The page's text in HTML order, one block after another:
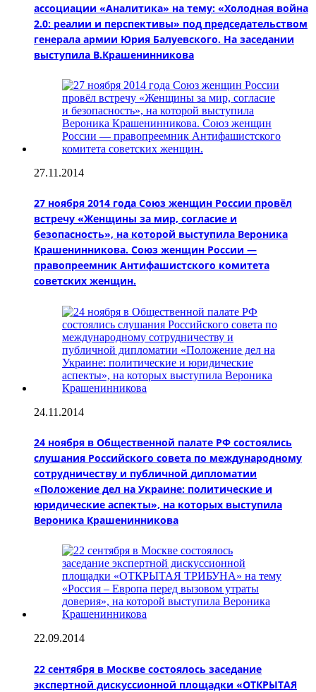
ассоциации «Аналитика» на тему: «Холодная война
2.0: реалии и перспективы» под председательством
генерала армии Юрия Балуевского. На заседании
выступила В.Крашенинникова
27.11.2014
27 ноября 2014 года Союз женщин России провёл
встречу «Женщины за мир, согласие и
безопасность», на которой выступила Вероника
Крашенинникова. Союз женщин России —
правопреемник Антифашистского комитета
советских женщин.
24.11.2014
24 ноября в Общественной палате РФ состоялись
слушания Российского совета по международному
сотрудничеству и публичной дипломатии
«Положение дел на Украине: политические и
юридические аспекты», на которых выступила
Вероника Крашенинникова
22.09.2014
22 сентября в Москве состоялось заседание
экспертной дискуссионной площадки «ОТКРЫТАЯ